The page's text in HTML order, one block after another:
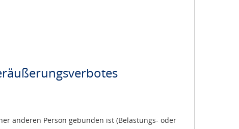
anderen Person gebunden ist (Belastungs- oder